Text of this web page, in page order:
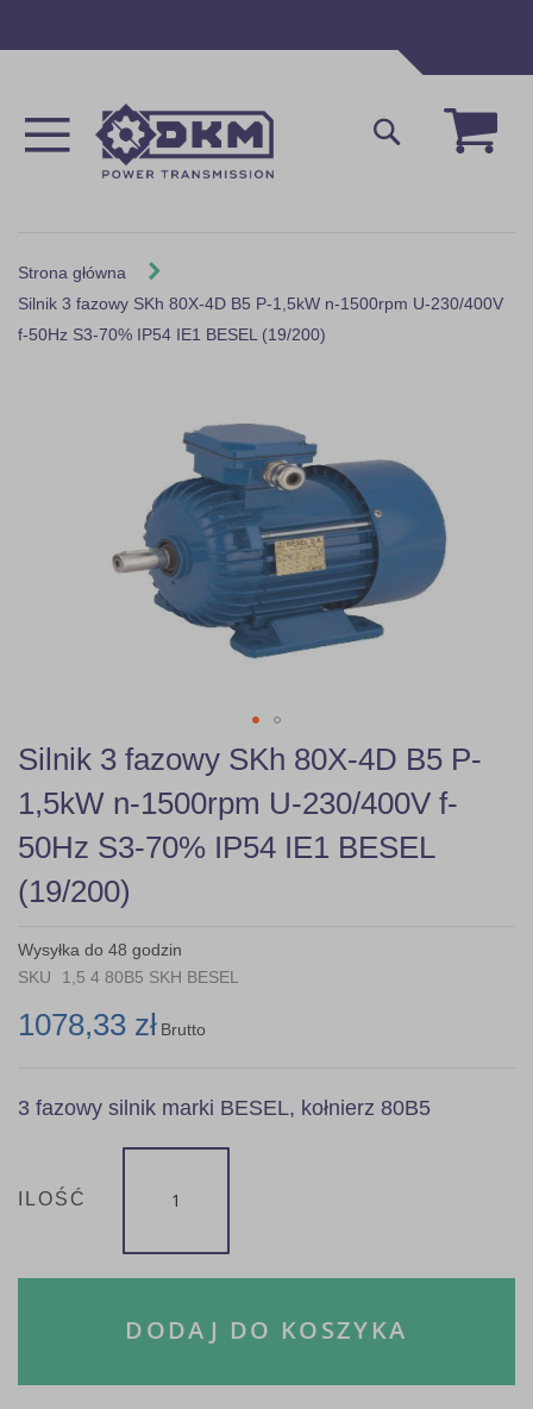
Mój
Szukaj
Strona główna
Silnik 3 fazowy SKh 80X-4D B5 P-1,5kW n-1500rpm U-230/400V
f-50Hz S3-70% IP54 IE1 BESEL (19/200)
Skip
to
the
beginning
of
the
images
gallery
Silnik 3 fazowy SKh 80X-4D B5 P-
1,5kW n-1500rpm U-230/400V f-
50Hz S3-70% IP54 IE1 BESEL
(19/200)
Wysyłka do 48 godzin
SKU
1,5 4 80B5 SKH BESEL
1078,33 zł Brutto
3 fazowy silnik marki BESEL, kołnierz 80B5
ILOŚĆ
DODAJ DO KOSZYKA